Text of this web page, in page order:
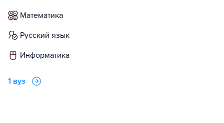
математика
русский язык
информатика
1 вуз